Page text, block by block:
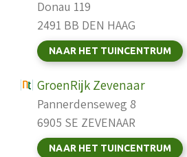
Donau 119
2491 BB DEN HAAG
NAAR HET TUINCENTRUM
GroenRijk Zevenaar
Pannerdenseweg 8
6905 SE ZEVENAAR
NAAR HET TUINCENTRUM